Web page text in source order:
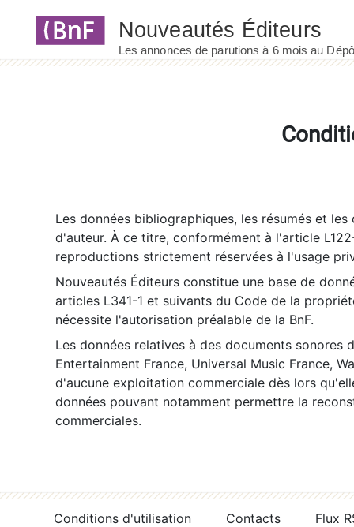
Les données bibliographiques, les résumés et
d'auteur. À ce titre, conformément à l'article
reproductions strictement réservées à l'usage
Nouveautés Éditeurs constitue une base de
articles L341-1 et suivants du Code de la
nécessite l'autorisation préalable de la BnF.
Les données relatives à des documents sonores
Entertainment France, Universal Music France,
d'aucune exploitation commerciale dès lors
données pouvant notamment permettre la
commerciales.
Conditions d'utilisation Contacts
Flux